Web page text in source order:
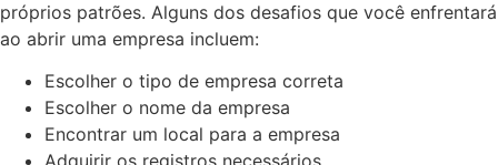
próprios patrões. Alguns dos desafios que você enfrentará
ao abrir uma empresa incluem:
Escolher o tipo de empresa correta
Escolher o nome da empresa
Encontrar um local para a empresa